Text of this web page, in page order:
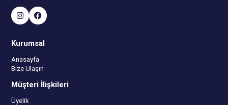
Kurumsal
Anasayfa
Bize Ulaşın
Müşteri İlişkileri
Üyelik